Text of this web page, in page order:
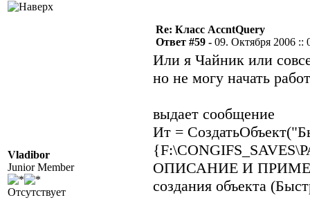
Vladibor
Junior Member
Отсутствует
Re: Класс AccntQuery
Ответ #59 - 09. Октября 2006 ::
Или я Чайник или
но не могу начать
выдает сообщение
Ит =
ОПИСАНИЕ И
создания объекта